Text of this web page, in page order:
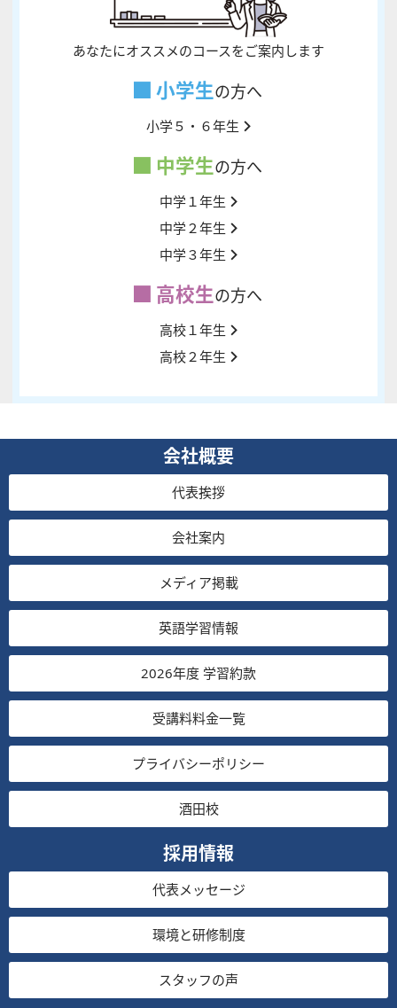
あなたにオススメのコースをご案内します
小学生の方へ
小学５・６年生
中学生の方へ
中学１年生
中学２年生
中学３年生
高校生の方へ
高校１年生
高校２年生
会社概要
代表挨拶
会社案内
メディア掲載
英語学習情報
2026年度 学習約款
受講料料金一覧
プライバシーポリシー
酒田校
採用情報
代表メッセージ
環境と研修制度
スタッフの声